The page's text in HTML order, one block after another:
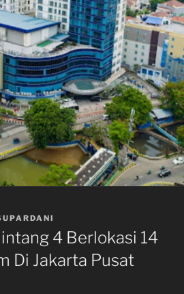
4 Berlokasi 14
Di Jakarta Pusat